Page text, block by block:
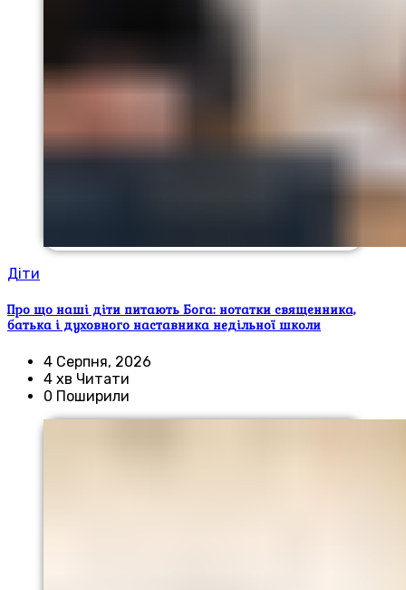
Діти
Про що наші діти питають Бога: нотатки священника,
батька і духовного наставника недільної школи
4 Серпня, 2026
4 хв Читати
0 Поширили